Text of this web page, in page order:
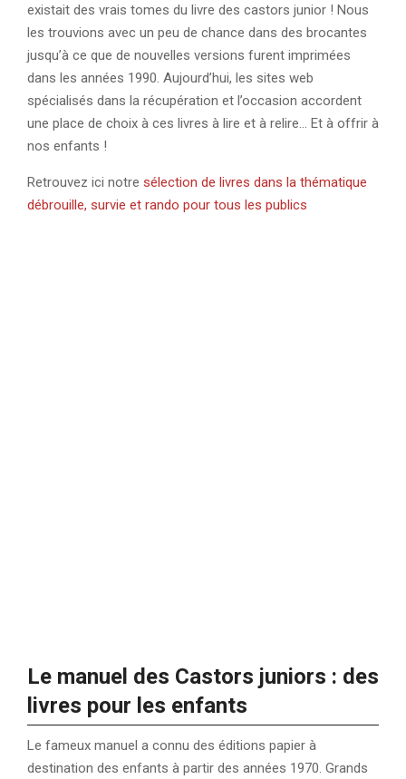
existait des vrais tomes du livre des castors junior ! Nous
les trouvions avec un peu de chance dans des brocantes
jusqu’à ce que de nouvelles versions furent imprimées
dans les années 1990. Aujourd’hui, les sites web
spécialisés dans la récupération et l’occasion accordent
une place de choix à ces livres à lire et à relire… Et à offrir à
nos enfants !
Retrouvez ici notre sélection de livres dans la thématique
débrouille, survie et rando pour tous les publics
Le manuel des Castors juniors : des
livres pour les enfants
Le fameux manuel a connu des éditions papier à
destination des enfants à partir des années 1970. Grands